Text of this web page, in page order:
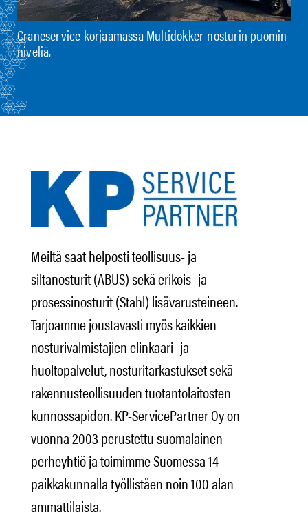
Craneservice korjaamassa Multidokker-nosturin puomin
niveliä.
Meiltä saat helposti teollisuus- ja
siltanosturit (ABUS) sekä erikois- ja
prosessinosturit (Stahl) lisävarusteineen.
Tarjoamme joustavasti myös kaikkien
nosturivalmistajien elinkaari- ja
huoltopalvelut, nosturitarkastukset sekä
rakennusteollisuuden tuotantolaitosten
kunnossapidon. KP-ServicePartner Oy on
vuonna 2003 perustettu suomalainen
perheyhtiö ja toimimme Suomessa 14
paikkakunnalla työllistäen noin 100 alan
ammattilaista.